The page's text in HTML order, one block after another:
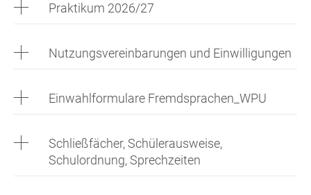
Praktikum 2026/27
Nutzungsvereinbarungen und Einwilligungen
Einwahlformulare Fremdsprachen_WPU
Schließfächer, Schülerausweise,
Schulordnung, Sprechzeiten